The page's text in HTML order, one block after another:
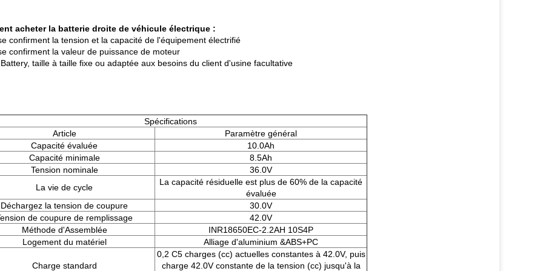
acheter la batterie droite de véhicule électrique :
confirment la tension et la capacité de l'équipement électrifié
confirment la valeur de puissance de moteur
taille à taille fixe ou adaptée aux besoins du client d'usine facultative
Spécifications
Article
Paramètre général
Capacité évaluée
10.0Ah
Capacité minimale
8.5Ah
Tension nominale
36.0V
La vie de cycle
La capacité résiduelle est plus de 60% de la capacité
évaluée
Déchargez la tension de coupure
30.0V
de coupure de remplissage
42.0V
Méthode d'Assemblée
INR18650EC-2.2AH 10S4P
Logement du matériel
Alliage d'aluminium &ABS+PC
Charge standard
0,2 C5 charges (cc) actuelles constantes à 42.0V, puis
charge 42.0V constante de la tension (cc) jusqu'à la